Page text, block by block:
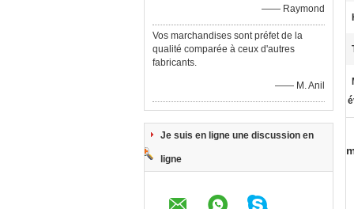
—— Raymond
Vos marchandises sont préfet de la
qualité comparée à ceux d'autres
fabricants.
—— M. Anil
Je suis en ligne une discussion en
ligne